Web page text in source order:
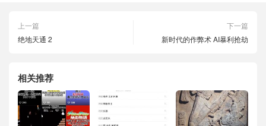
上一篇
绝地天通 2
下一篇
新时代的作弊术 AI暴利抢劫
相关推荐